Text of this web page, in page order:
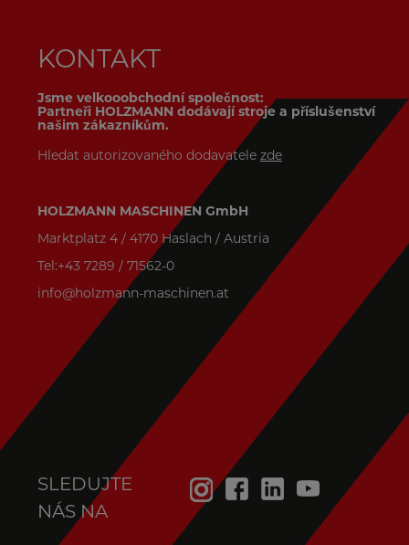
KONTAKT
Jsme velkooobchodní společnost:
Partneři HOLZMANN dodávají stroje a příslušenství
našim zákazníkům.
Hledat autorizovaného dodavatele zde
HOLZMANN MASCHINEN GmbH
Marktplatz 4 / 4170 Haslach / Austria
Tel:+43 7289 / 71562-0
info@holzmann-maschinen.at
SLEDUJTE
NÁS NA